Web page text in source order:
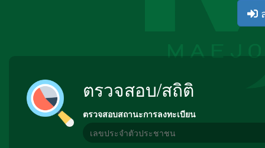
ตรวจสอบ/สถิติ
ตรวจสอบสถานะการลงทะเบียน